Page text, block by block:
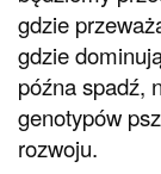
gdzie
gdzie
późna spadź,
genotypów
rozwoju.